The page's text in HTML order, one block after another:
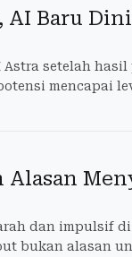
AI Baru
Astra setelah
mencapai
Alasan
dan impulsif di
bukan alasan